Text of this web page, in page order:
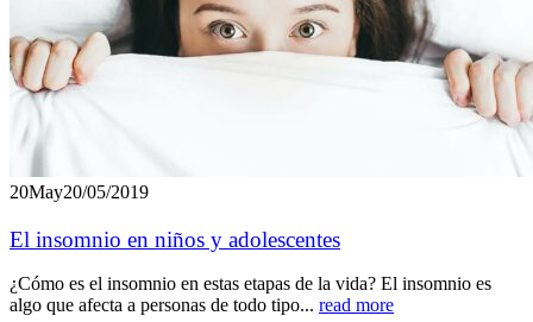
20May20/05/2019
El insomnio en niños y adolescentes
¿Cómo es el insomnio en estas etapas de la vida? El insomnio es
algo que afecta a personas de todo tipo... read more